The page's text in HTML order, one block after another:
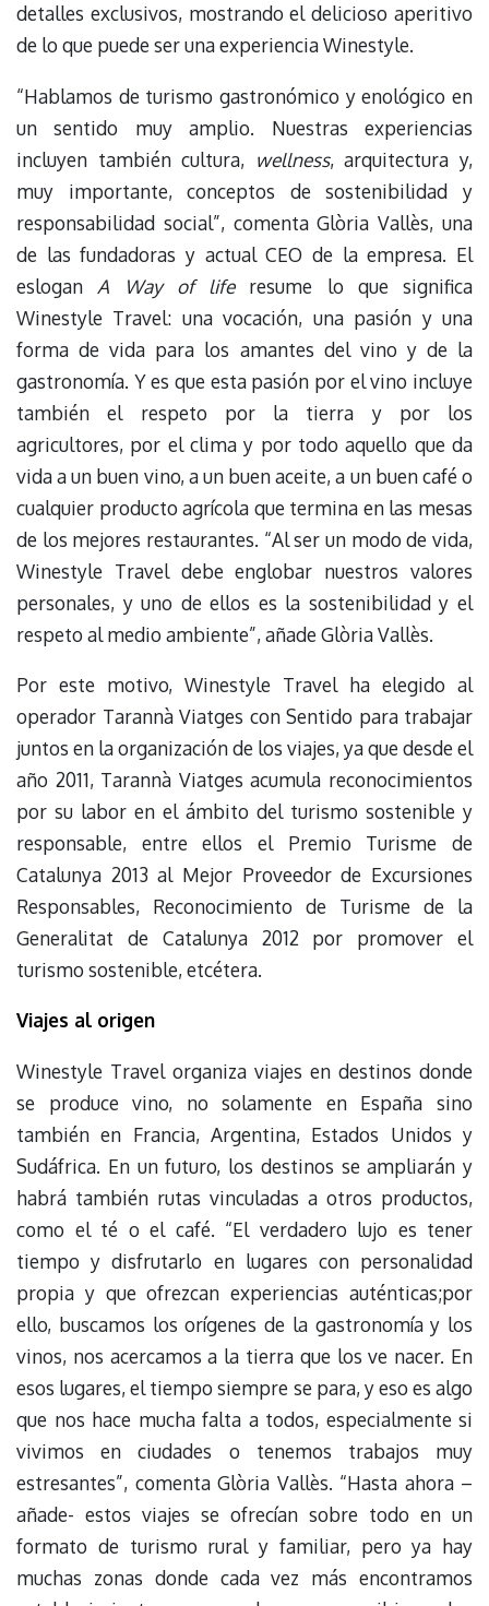
detalles exclusivos, mostrando el delicioso aperitivo
de lo que puede ser una experiencia Winestyle.
“Hablamos de turismo gastronómico y enológico en
un sentido muy amplio. Nuestras experiencias
incluyen también cultura, wellness, arquitectura y,
muy importante, conceptos de sostenibilidad y
responsabilidad social”, comenta Glòria Vallès, una
de las fundadoras y actual CEO de la empresa. El
eslogan A Way of liferesume lo que significa
Winestyle Travel: una vocación, una pasión y una
forma de vida para los amantes del vino y de la
gastronomía. Y es que esta pasión por el vino incluye
también el respeto por la tierra y por los
agricultores, por el clima y por todo aquello que da
vida a un buen vino, a un buen aceite, a un buen café o
cualquier producto agrícola que termina en las mesas
de los mejores restaurantes. “Al ser un modo de vida,
Winestyle Travel debe englobar nuestros valores
personales, y uno de ellos es la sostenibilidad y el
respeto al medio ambiente”, añade Glòria Vallès.
Por este motivo, Winestyle Travel ha elegido al
operador Tarannà Viatges con Sentido para trabajar
juntos en la organización de los viajes, ya que desde el
año 2011, Tarannà Viatges acumula reconocimientos
por su labor en el ámbito del turismo sostenible y
responsable, entre ellos el Premio Turisme de
Catalunya 2013 al Mejor Proveedor de Excursiones
Responsables, Reconocimiento de Turisme de la
Generalitat de Catalunya 2012 por promover el
turismo sostenible, etcétera.
Viajes al origen
Winestyle Travel organiza viajes en destinos donde
se produce vino, no solamente en España sino
también en Francia, Argentina, Estados Unidos y
Sudáfrica. En un futuro, los destinos se ampliarán y
habrá también rutas vinculadas a otros productos,
como el té o el café. “El verdadero lujo es tener
tiempo y disfrutarlo en lugares con personalidad
propia y que ofrezcan experiencias auténticas;por
ello, buscamos los orígenes de la gastronomía y los
vinos, nos acercamos a la tierra que los ve nacer. En
esos lugares, el tiempo siempre se para, y eso es algo
que nos hace mucha falta a todos, especialmente si
vivimos en ciudades o tenemos trabajos muy
estresantes”, comenta Glòria Vallès. “Hasta ahora –
añade- estos viajes se ofrecían sobre todo en un
formato de turismo rural y familiar, pero ya hay
muchas zonas donde cada vez más encontramos